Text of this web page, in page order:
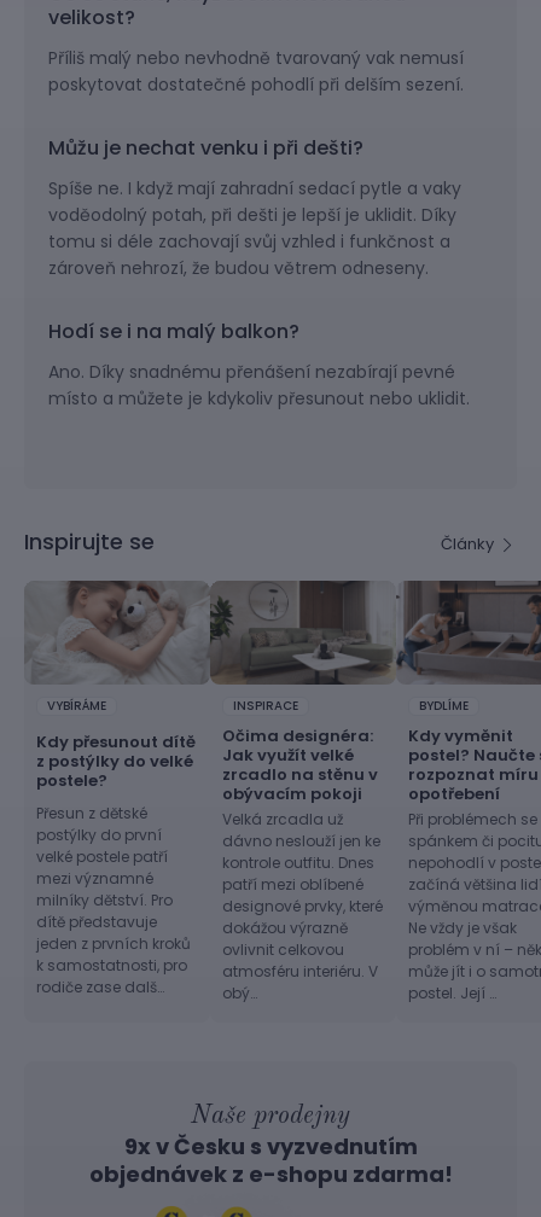
velikost?
Příliš malý nebo nevhodně tvarovaný vak nemusí
poskytovat dostatečné pohodlí při delším sezení.
Můžu je nechat venku i při dešti?
Spíše ne. I když mají zahradní sedací pytle a vaky
voděodolný potah, při dešti je lepší je uklidit. Díky
tomu si déle zachovají svůj vzhled i funkčnost a
zároveň nehrozí, že budou větrem odneseny.
Hodí se i na malý balkon?
Ano. Díky snadnému přenášení nezabírají pevné
místo a můžete je kdykoliv přesunout nebo uklidit.
Inspirujte se Články
VYBÍRÁME
Kdy přesunout dítě
z postýlky do velké
postele?
Přesun z dětské
postýlky do první
velké postele patří
mezi významné
milníky dětství. Pro
dítě představuje
jeden z prvních kroků
k samostatnosti, pro
rodiče zase dalš…
INSPIRACE
Očima designéra:
Jak využít velké
zrcadlo na stěnu v
obývacím pokoji
Velká zrcadla už
dávno neslouží jen ke
kontrole outfitu. Dnes
patří mezi oblíbené
designové prvky, které
dokážou výrazně
ovlivnit celkovou
atmosféru interiéru. V
obý…
BYDLÍME
Kdy vyměnit
postel? Naučte
rozpoznat míru
opotřebení
Při problémech se
spánkem či
nepohodlí v
začíná většina
výměnou
Ne vždy je však
problém v ní –
může jít i o
postel. Její …
Naše prodejny
9x v Česku s vyzvednutím
objednávek z e-shopu zdarma!